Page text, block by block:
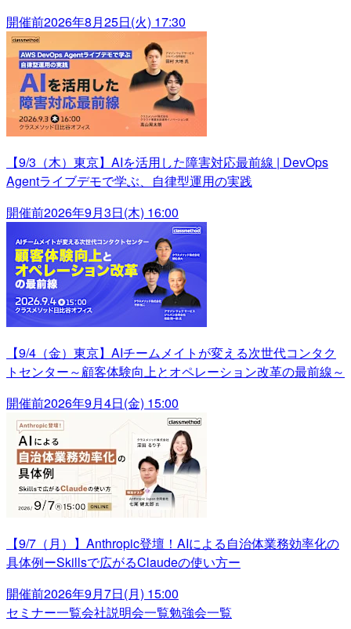
開催前2026年8月25日(火) 17:30
【9/3（木）東京】AIを活用した障害対応最前線 | DevOps
Agentライブデモで学ぶ、自律型運用の実践
開催前2026年9月3日(木) 16:00
【9/4（金）東京】AIチームメイトが変える次世代コンタク
トセンター～顧客体験向上とオペレーション改革の最前線～
開催前2026年9月4日(金) 15:00
【9/7（月）】Anthropic登壇！AIによる自治体業務効率化の
具体例ーSkillsで広がるClaudeの使い方ー
開催前2026年9月7日(月) 15:00
セミナー一覧会社説明会一覧勉強会一覧